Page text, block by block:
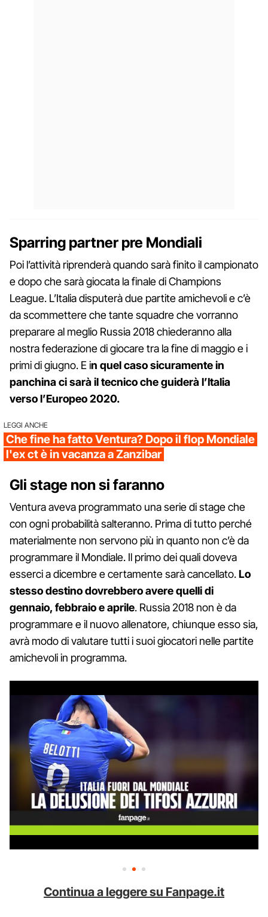
Sparring partner pre Mondiali
Poi l’attività riprenderà quando sarà finito il campionato
e dopo che sarà giocata la finale di Champions
League. L’Italia disputerà due partite amichevoli e c’è
da scommettere che tante squadre che vorranno
preparare al meglio Russia 2018 chiederanno alla
nostra federazione di giocare tra la fine di maggio e i
primi di giugno. E in quel caso sicuramente in
panchina ci sarà il tecnico che guiderà l’Italia
verso l’Europeo 2020.
LEGGI ANCHE
Che fine ha fatto Ventura? Dopo il flop Mondiale
l'ex ct è in vacanza a Zanzibar
Gli stage non si faranno
Ventura aveva programmato una serie di stage che
con ogni probabilità salteranno. Prima di tutto perché
materialmente non servono più in quanto non c’è da
programmare il Mondiale. Il primo dei quali doveva
esserci a dicembre e certamente sarà cancellato.Lo
stesso destino dovrebbero avere quelli di
gennaio, febbraio e aprile. Russia 2018 non è da
programmare e il nuovo allenatore, chiunque esso sia,
avrà modo di valutare tutti i suoi giocatori nelle partite
amichevoli in programma.
Continua a leggere su Fanpage.it